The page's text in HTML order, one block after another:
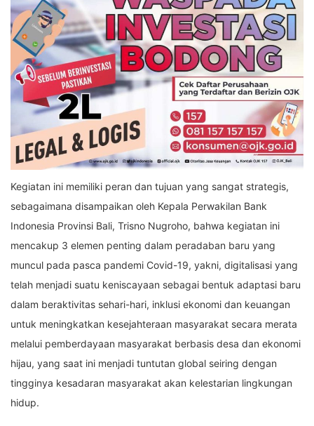
Kegiatan ini memiliki peran dan tujuan yang sangat strategis,
sebagaimana disampaikan oleh Kepala Perwakilan Bank
Indonesia Provinsi Bali, Trisno Nugroho, bahwa kegiatan ini
mencakup 3 elemen penting dalam peradaban baru yang
muncul pada pasca pandemi Covid-19, yakni, digitalisasi yang
telah menjadi suatu keniscayaan sebagai bentuk adaptasi baru
dalam beraktivitas sehari-hari, inklusi ekonomi dan keuangan
untuk meningkatkan kesejahteraan masyarakat secara merata
melalui pemberdayaan masyarakat berbasis desa dan ekonomi
hijau, yang saat ini menjadi tuntutan global seiring dengan
tingginya kesadaran masyarakat akan kelestarian lingkungan
hidup.